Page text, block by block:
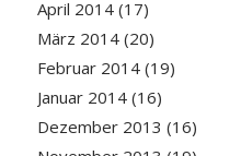
April 2014(17)
März 2014(20)
Februar 2014(19)
Januar 2014(16)
Dezember 2013 (16)